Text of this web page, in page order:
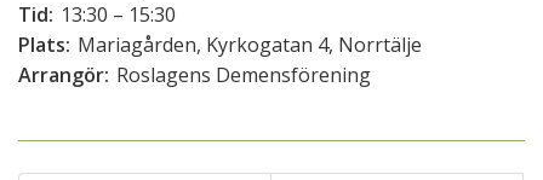
Tid: 13:30 – 15:30
Plats: Mariagården, Kyrkogatan 4, Norrtälje
Arrangör: Roslagens Demensförening